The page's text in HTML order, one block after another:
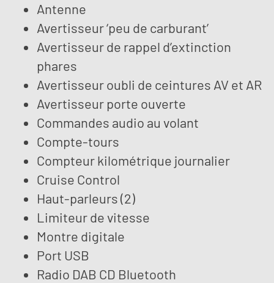
Antenne
Avertisseur ‘peu de carburant’
Avertisseur de rappel d’extinction
phares
Avertisseur oubli de ceintures AV et AR
Avertisseur porte ouverte
Commandes audio au volant
Compte-tours
Compteur kilométrique journalier
Cruise Control
Haut-parleurs (2)
Limiteur de vitesse
Montre digitale
Port USB
Radio DAB CD Bluetooth